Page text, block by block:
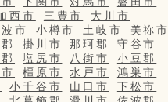
西市 三豊市
大川市
市 小樽市 土岐市
美祢市
掛川市 那珂郡
守谷市
塩尻市 八街市
小豆郡
橿原市 水戸市
鴻巣市
小千谷市 山口市
下松市